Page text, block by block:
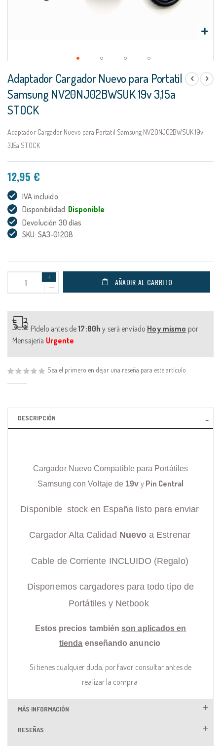
al
comienzo
de
la
galería
de
imágenes
Adaptador Cargador Nuevo para Portatil
Samsung NV20NJ02BWSUK 19v 3,15a
STOCK
Adaptador Cargador Nuevo para Portatil Samsung NV20NJ02BWSUK 19v
3,15a STOCK
12,95 €
IVA incluido
Disponibilidad: Disponible
Devolución 30 días
SKU: SA3-01208
AÑADIR AL CARRITO
Pídelo antes de17:00h y será enviado Hoy mismo por
Mensajería Urgente
Sea el primero en dejar una reseña para este artículo
DESCRIPCIÓN
Cargador Nuevo Compatible para Portátiles
Samsung con Voltaje de 19v y Pin Central
Disponible stock en España listo para enviar
Cargador Alta Calidad Nuevo a Estrenar
Cable de Corriente INCLUIDO (Regalo)
Disponemos cargadores para todo tipo de
Portátiles y Netbook
Estos precios también son aplicados en
tienda enseñando anuncio
Si tienes cualquier duda, por favor consultar antes de
realizar la compra
MÁS INFORMACIÓN
RESEÑAS